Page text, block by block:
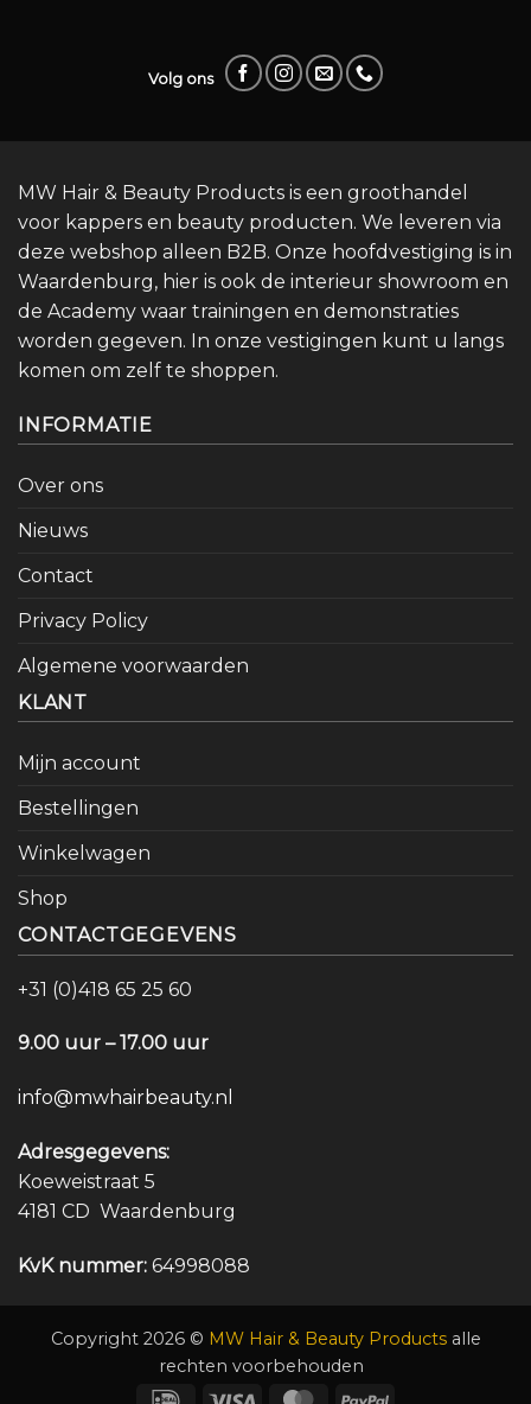
Volg ons
MW Hair & Beauty Products is een groothandel
voor kappers en beauty producten. We leveren via
deze webshop alleen B2B. Onze hoofdvestiging is in
Waardenburg, hier is ook de interieur showroom en
de Academy waar trainingen en demonstraties
worden gegeven. In onze vestigingen kunt u langs
komen om zelf te shoppen.
INFORMATIE
Over ons
Nieuws
Contact
Privacy Policy
Algemene voorwaarden
KLANT
Mijn account
Bestellingen
Winkelwagen
Shop
CONTACTGEGEVENS
+31 (0)418 65 25 60
9.00 uur – 17.00 uur
info@mwhairbeauty.nl
Adresgegevens:
Koeweistraat 5
4181 CD Waardenburg
KvK nummer: 64998088
Copyright 2026 © MW Hair & Beauty Productsalle
rechten voorbehouden
IDeal
Visa MasterCardPayPal